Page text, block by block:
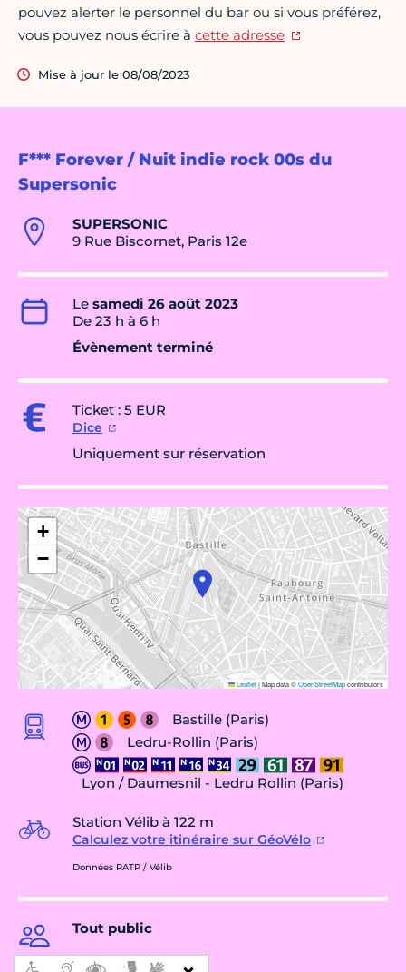
F*** Forever / Nuit indie rock 00s du
Supersonic
SUPERSONIC
9 Rue Biscornet, Paris 12e
Le samedi 26 août 2023
De 23 h à 6 h
Évènement terminé
Ticket : 5 EUR
Dice
Uniquement sur réservation
+
−
Leaflet|Map data ©OpenStreetMapcontributors
Bastille (Paris)
Ledru-Rollin (Paris)
Lyon / Daumesnil - Ledru Rollin (Paris)
Station Vélib à 122 m
Calculez votre itinéraire sur GéoVélo
Données RATP / Vélib
Tout public
pouvez alerter le personnel du bar ou si vous préférez,
vous pouvez nous écrire à cette adresse
Mise à jour le 08/08/2023